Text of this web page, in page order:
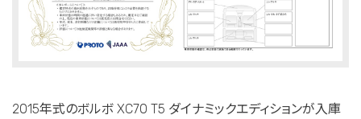
2015年式のボルボ XC70 T5 ダイナミックエディションが入庫